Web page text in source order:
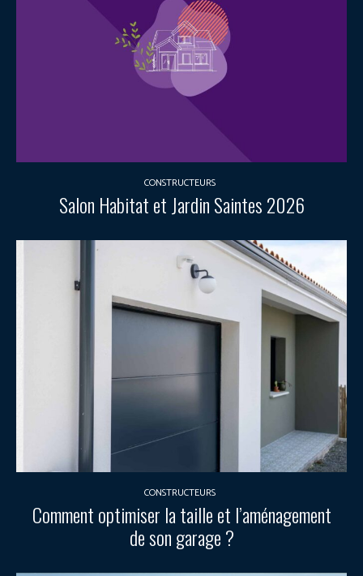
CONSTRUCTEURS
Salon Habitat et Jardin Saintes 2026
CONSTRUCTEURS
Comment optimiser la taille et l’aménagement
de son garage ?